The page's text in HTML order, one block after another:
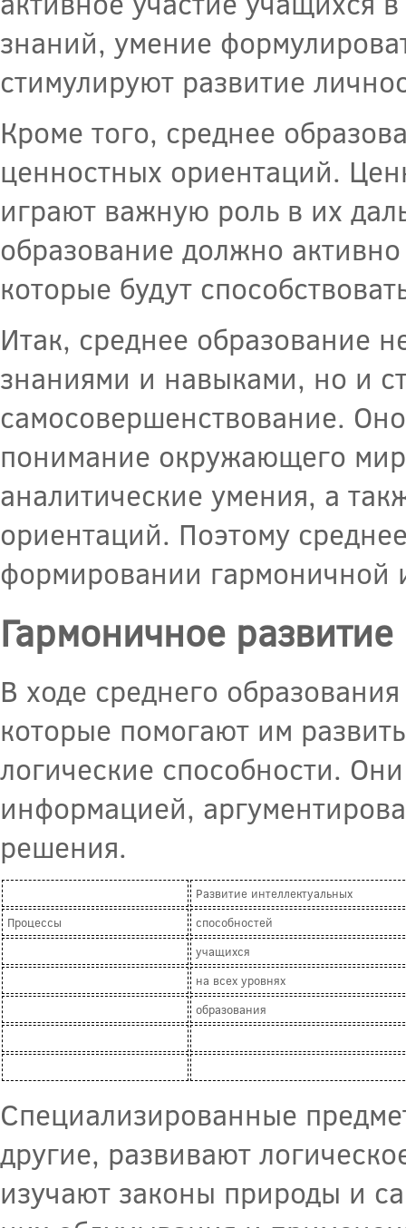
знаний, умение
стимулируют развитие
Кроме того, среднее
ценностных ориентаций.
играют важную роль в их
образование должно
которые будут
Итак, среднее образование
знаниями и навыками, но и
самосовершенствование.
понимание окружающего
аналитические умения, а
ориентаций. Поэтому
формировании гармоничной
Гармоничное
В ходе среднего
которые помогают им
логические способности.
информацией,
решения.
Развитие интеллектуальных
Процессы
способностей
учащихся
на всех уровнях
образования
Специализированные
другие, развивают
изучают законы природы и